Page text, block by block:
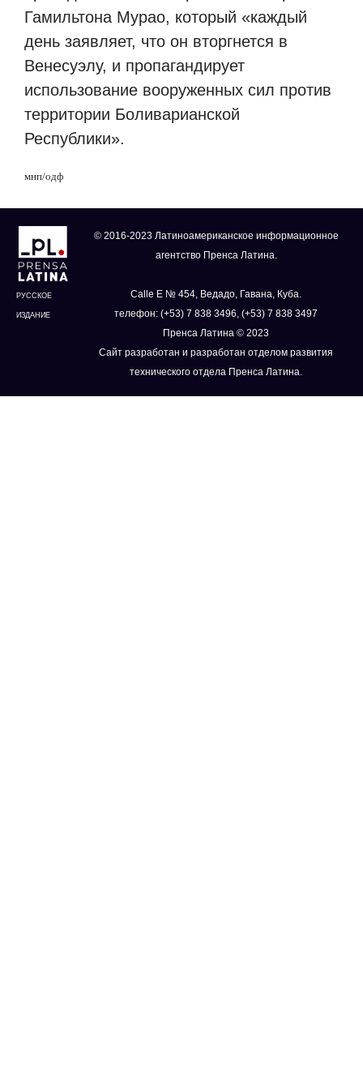
Гамильтона Мурао, который «каждый
день заявляет, что он вторгнется в
Венесуэлу, и пропагандирует
использование вооруженных сил против
территории Боливарианской
Республики».
мнп/одф
РУССКОЕ
ИЗДАНИЕ
© 2016-2023 Латиноамериканское информационное
агентство Пренса Латина.
Calle E № 454, Ведадо, Гавана, Куба.
телефон: (+53) 7 838 3496, (+53) 7 838 3497
Пренса Латина © 2023
Сайт разработан и разработан отделом развития
технического отдела Пренса Латина.